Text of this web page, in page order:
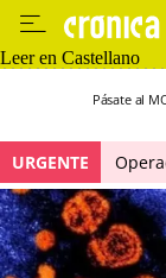
Leer en Castellano
Pásate al
URGENTE